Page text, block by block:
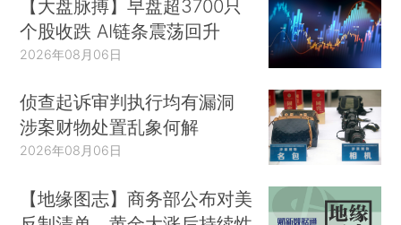
【大盘脉搏】早盘超3700只
个股收跌 AI链条震荡回升
2026年08月06日
侦查起诉审判执行均有漏洞
涉案财物处置乱象何解
2026年08月06日
【地缘图志】商务部公布对美